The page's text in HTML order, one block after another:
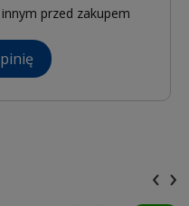
przed zakupem
‹ ›